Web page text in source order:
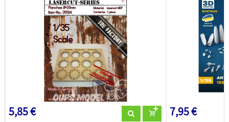
5,85 € 7,95 €